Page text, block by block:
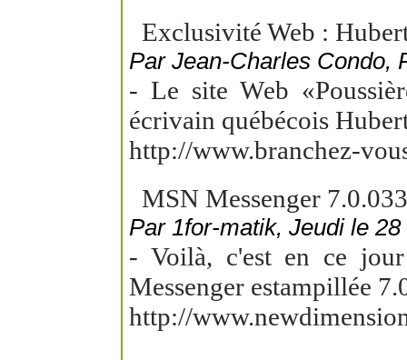
Exclusivité Web :
Par Jean-Charles Condo,
- Le site Web
écrivain québécois
http://www.branchez-
MSN Messenger
Par 1for-matik, Jeudi le
- Voilà, c'est en ce
Messenger estampillée
http://